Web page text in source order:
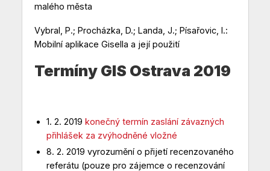
malého města
Vybral, P.; Procházka, D.; Landa, J.; Písařovic, I.:
Mobilní aplikace Gisella a její použití
Termíny GIS Ostrava 2019
1. 2. 2019 konečný termín zaslání závazných
přihlášek za zvýhodněné vložné
8. 2. 2019 vyrozumění o přijetí recenzovaného
referátu (pouze pro zájemce o recenzování